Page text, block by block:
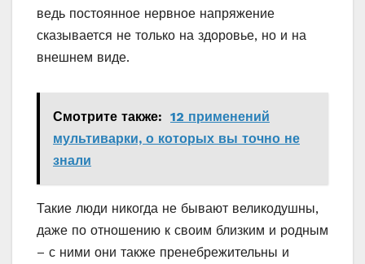
ведь постоянное нервное напряжение
сказывается не только на здоровье, но и на
внешнем виде.
Смотрите также: 12 применений
мультиварки, о которых вы точно не
знали
Такие люди никогда не бывают великодушны,
даже по отношению к своим близким и родным
– с ними они также пренебрежительны и